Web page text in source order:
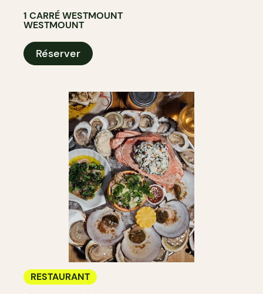
1 CARRÉ WESTMOUNT
WESTMOUNT
Réserver
RESTAURANT